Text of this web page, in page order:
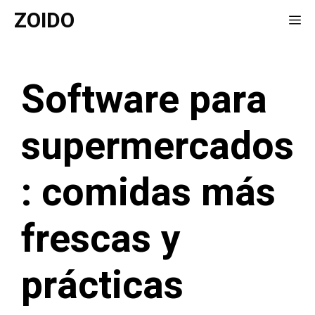
Saltar
ZOIDO
Software para
supermercados
: comidas más
frescas y
prácticas